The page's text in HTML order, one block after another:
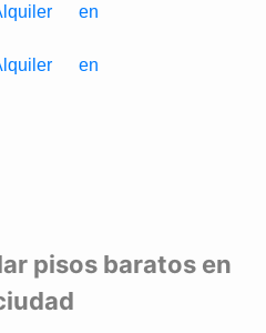
en
en
pisos baratos en